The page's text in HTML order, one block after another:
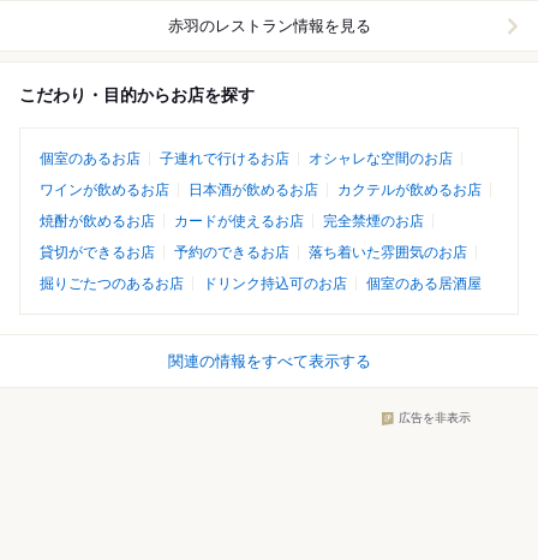
赤羽のレストラン情報を見る
こだわり・目的からお店を探す
個室のあるお店 子連れで行けるお店
オシャレな空間のお店
ワインが飲めるお店
日本酒が飲めるお店
カクテルが飲めるお店
焼酎が飲めるお店
カードが使えるお店
完全禁煙のお店
貸切ができるお店
予約のできるお店
落ち着いた雰囲気のお店
掘りごたつのあるお店
ドリンク持込可のお店 個室のある居酒屋
関連の情報をすべて表示する
広告を非表示